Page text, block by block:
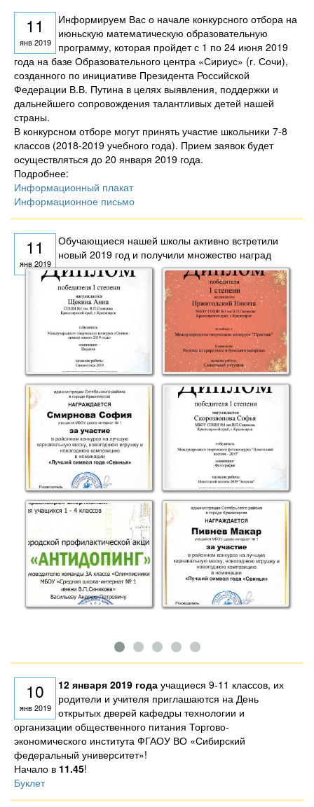
11
янв 2019
Информируем Вас о начале конкурсного отбора на
июньскую математическую образовательную
программу, которая пройдет с 1 по 24 июня 2019
года на базе Образовательного центра «Сириус» (г. Сочи),
созданного по инициативе Президента Российской
Федерации В.В. Путина в целях выявления, поддержки и
дальнейшего сопровождения талантливых детей нашей
страны.
В конкурсном отборе могут принять участие школьники 7-8
классов (2018-2019 учебного года). Прием заявок будет
осуществляться до 20 января 2019 года.
Подробнее:
Информационный плакат
Информационное письмо
11
янв 2019
Обучающиеся нашей школы активно встретили
новый 2019 год и получили множество наград
10
янв 2019
12 января 2019 года учащиеся 9-11 классов, их
родители и учителя приглашаются на День
открытых дверей кафедры технологии и
организации общественного питания Торгово-
экономического института ФГАОУ ВО «Сибирский
федеральный университет»!
Начало в 11.45!
Буклет